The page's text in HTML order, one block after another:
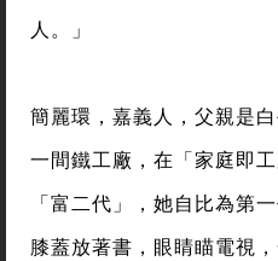
人。」
簡麗環，嘉義人，父親是
一間鐵工廠，在「家庭即
「富二代」，她自比為第
膝蓋放著書，眼睛瞄電視